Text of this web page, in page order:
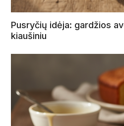
Pusryčių idėja: gardžios
kiaušiniu